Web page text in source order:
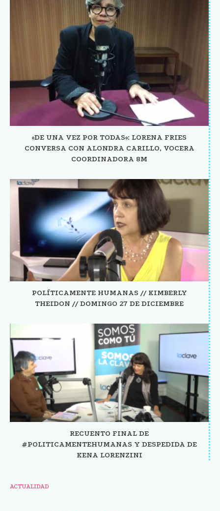
«DE UNA VEZ POR TODAS»: LORENA FRIES
CONVERSA CON ALONDRA CARILLO, VOCERA
COORDINADORA 8M
POLÍTICAMENTE HUMANAS // KIMBERLY
THEIDON // DOMINGO 27 DE DICIEMBRE
RECUENTO FINAL DE
#POLITICAMENTEHUMANAS Y DESPEDIDA DE
KENA LORENZINI
ACTUALIDAD